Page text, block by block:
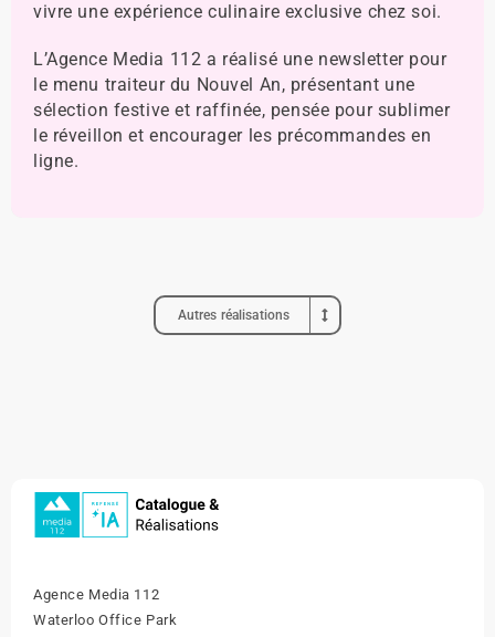
vivre une expérience culinaire exclusive chez soi.
L’Agence Media 112 a réalisé une newsletter pour
le menu traiteur du Nouvel An, présentant une
sélection festive et raffinée, pensée pour sublimer
le réveillon et encourager les précommandes en
ligne.
Autres réalisations
Agence Media 112
Waterloo Office Park